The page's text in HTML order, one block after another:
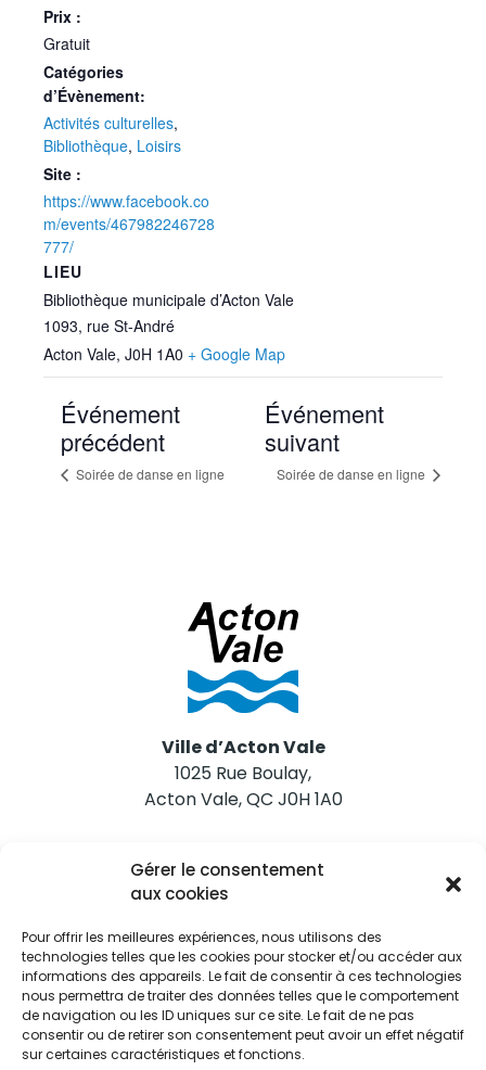
Gérer le consentement
aux cookies
Pour offrir les meilleures expériences, nous utilisons des
technologies telles que les cookies pour stocker et/ou accéder aux
informations des appareils. Le fait de consentir à ces technologies
nous permettra de traiter des données telles que le comportement
de navigation ou les ID uniques sur ce site. Le fait de ne pas
consentir ou de retirer son consentement peut avoir un effet négatif
sur certaines caractéristiques et fonctions.
Prix :
Gratuit
Catégories
d’Évènement:
Activités culturelles,
Bibliothèque, Loisirs
Site :
https://www.facebook.co
m/events/467982246728
777/
LIEU
Bibliothèque municipale d’Acton Vale
1093, rue St-André
Acton Vale, J0H 1A0 + Google Map
Événement
précédent
Soirée de danse en ligne
Événement
suivant
Soirée de danse en ligne
Ville d’Acton Vale
1025 Rue Boulay,
Acton Vale, QC J0H 1A0
Nous joindre
Tél. 450 546-2703
Restez informés
Abonnez-vous aux alertes municipales